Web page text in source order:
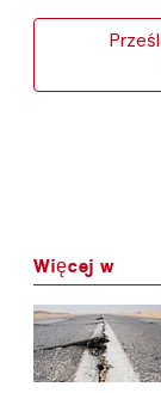
Więcej w